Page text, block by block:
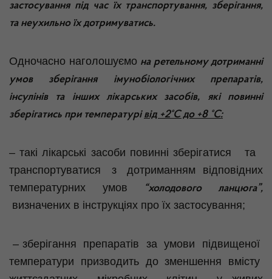
застосування під час їх транспортування, зберігання,
та неухильно їх дотримуватись.
Одночасно наголошуємо на ретельному дотриманні
умов зберігання імунобіологічних препаратів,
інсулінів та інших лікарських засобів, які повинні
зберігатись при температурівід +2°С до +8 °С:
– такі лікарські засоби повинні зберігатися та
транспортуватися з дотриманням відповідних
температурних умов
“холодового ланцюга”,
визначених в інструкціях про їх застосування;
– зберігання препаратів за умови підвищеної
температури призводить до зменшення вмісту